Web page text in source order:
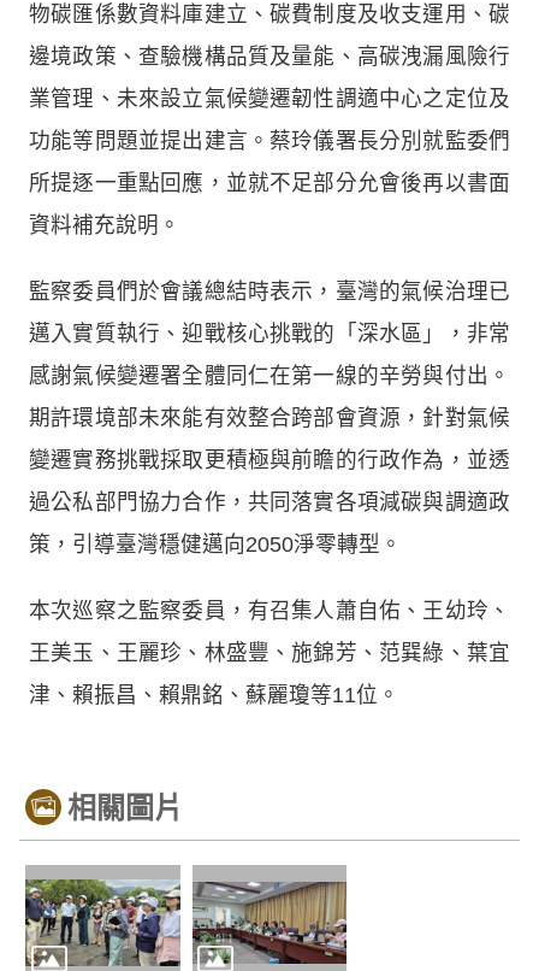
物碳匯係數資料庫建立、碳費制度及收支運用、碳
邊境政策、查驗機構品質及量能、高碳洩漏風險行
業管理、未來設立氣候變遷韌性調適中心之定位及
功能等問題並提出建言。蔡玲儀署長分別就監委們
所提逐一重點回應，並就不足部分允會後再以書面
資料補充說明。
監察委員們於會議總結時表示，臺灣的氣候治理已
邁入實質執行、迎戰核心挑戰的「深水區」，非常
感謝氣候變遷署全體同仁在第一線的辛勞與付出。
期許環境部未來能有效整合跨部會資源，針對氣候
變遷實務挑戰採取更積極與前瞻的行政作為，並透
過公私部門協力合作，共同落實各項減碳與調適政
策，引導臺灣穩健邁向2050淨零轉型。
本次巡察之監察委員，有召集人蕭自佑、王幼玲、
王美玉、王麗珍、林盛豐、施錦芳、范巽綠、葉宜
津、賴振昌、賴鼎銘、蘇麗瓊等11位。
相關圖片